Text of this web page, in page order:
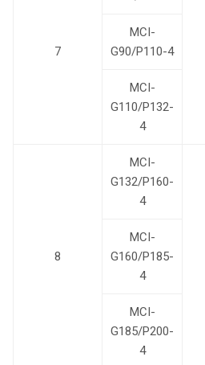
7
MCI-
G90/P110-4
MCI-
G110/P132-
4
8
MCI-
G132/P160-
4
MCI-
G160/P185-
4
MCI-
G185/P200-
4